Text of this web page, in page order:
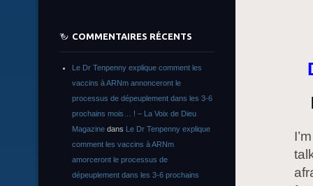
COMMENTAIRES RÉCENTS
Le Dr Tenpenny explique comment les
vaccins à ARNm annonceront le
processus de dépeuplement dans les 3-6
prochains mois… ! – La Voix de Dieu
Magazine dans Le Dr Tenpenny explique
comment les vaccins à ARNm
amorceront le processus de
dépeuplement dans les 3-6 prochains